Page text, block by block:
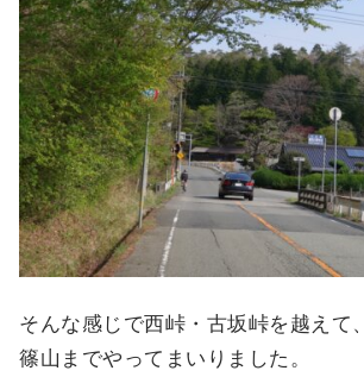
そんな感じで西峠・古坂峠を越えて、
篠山までやってまいりました。